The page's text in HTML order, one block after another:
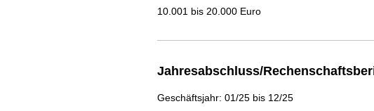
10.001 bis 20.000 Euro
Jahresabschluss/
Geschäftsjahr: 01/25 bis 12/25